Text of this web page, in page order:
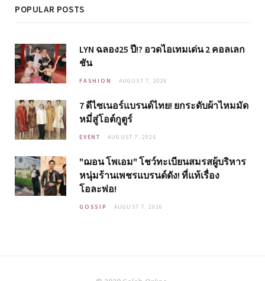
POPULAR POSTS
LYN ฉลอง25 ปี!? อวดไอเทมเด่น 2 คอลเลก
ชัน
FASHION AUGUST 7, 2026
7 ดีไซเนอร์แบรนด์ไทย! ยกระดับผ้าไหมมัด
หมี่สู่โอต์กูตูร์
EVENT AUGUST 7, 2026
"ฌอน โพเอม" โชว์ทะเบียนสมรสผู้บริหาร
หนุ่มร้านเพชรแบรนด์ดัง! ที่แท้เรื่อง
โอละพ่อ!
GOSSIP AUGUST 7, 2026